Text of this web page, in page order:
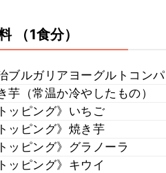
（1食分）
ブルガリアヨーグルトコン
芋（常温か冷やしたもの）
ッピング》いちご
ッピング》焼き芋
ッピング》グラノーラ
ッピング》キウイ